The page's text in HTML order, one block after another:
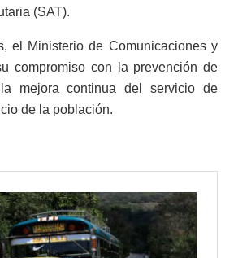
(SAT).
el Ministerio de Comunicaciones y
compromiso con la prevención de
mejora continua del servicio de
de la población.